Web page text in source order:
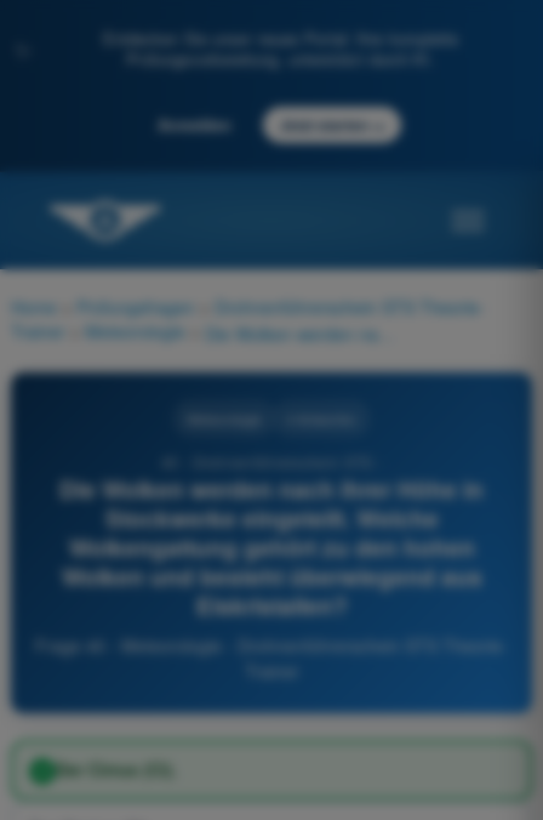
Entdecken Sie unser neues Portal: Ihre komplette
Prüfungsvorbereitung, unterstützt durch KI.
Anmelden Jetzt starten
Home Prüfungsfragen
Drohnenführerschein STS Theorie-
Trainer
Meteorologie
Die Wolken werden nach ihrer Höhe in
Stockwerke eingeteilt. Welche
Wolkengattung gehört zu den hohen
Wolken und besteht überwiegend aus
Eiskristallen?
Frage 40 - Meteorologie - Drohnenführerschein STS Theorie-
Der Cirrus (Ci).